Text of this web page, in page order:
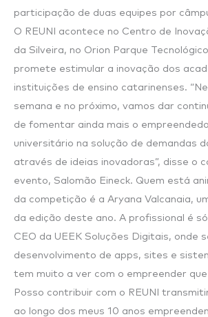
participação de duas equipes por
O REUNI acontece no Centro de
da Silveira, no Orion Parque
promete estimular a inovação dos
instituições de ensino catarinenses.
semana e no próximo, vamos dar
de fomentar ainda mais o
universitário na solução de demandas
através de ideias inovadoras”, disse o
evento, Salomão Eineck. Quem está
da competição é a Aryana Valcanaia,
da edição deste ano. A profissional é
CEO da UEEK Soluções Digitais, onde
desenvolvimento de apps, sites e
tem muito a ver com o empreender
Posso contribuir com o REUNI
ao longo dos meus 10 anos